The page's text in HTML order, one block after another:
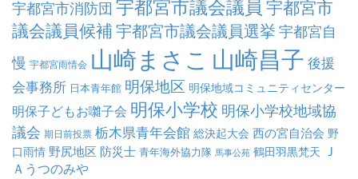
宇都宮市消防団 宇都宮市議会議員 宇都宮市
議会議員候補宇都宮市議会議員選挙 宇都宮自
慢 宇都宮雨情会 山崎まさこ 山崎昌子 後援
会事務所 日本青年館 明保地区 明保地域コミュニティセンター
明保子どもお囃子会 明保小学校 明保小学校地域協
議会 期日前投票 栃木県青年会館 総決起大会 西の宮自治会 野
口雨情 野尻地区 防災士 青年海外協力隊 馬事公苑 鶴田羽黒梵天
Ｊ
Ａうつのみや